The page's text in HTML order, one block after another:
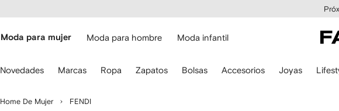
Moda para mujer Moda para hombre Moda infantil
Novedades Marcas Ropa Zapatos Bolsas Accesorios Joyas
Home De Mujer FENDI